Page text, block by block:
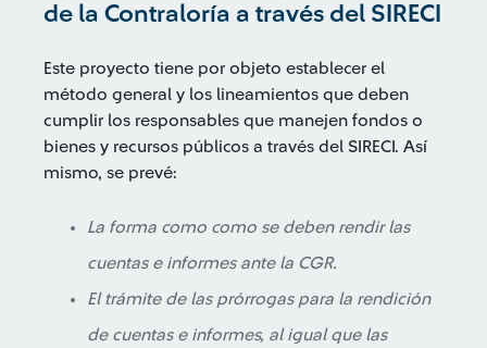
de la Contraloría a través del SIRECI
Este proyecto tiene por objeto establecer el
método general y los lineamientos que deben
cumplir los responsables que manejen fondos o
bienes y recursos públicos a través del SIRECI. Así
mismo, se prevé:
La forma como como se deben rendir las
cuentas e informes ante la CGR.
El trámite de las prórrogas para la rendición
de cuentas e informes, al igual que las